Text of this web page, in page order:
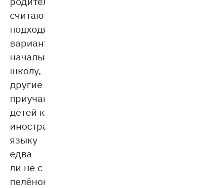
считают
подходящим
вариантом
начальную
школу,
другие
приучают
детей к
иностранному
языку
едва
ли не с
пелёнок.